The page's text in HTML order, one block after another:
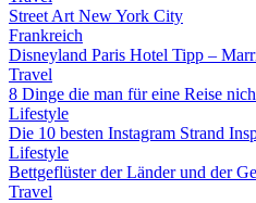
Street Art New York City
Frankreich
Disneyland Paris Hotel Tipp –
Travel
8 Dinge die man für eine Reise
Lifestyle
Die 10 besten Instagram Strand
Lifestyle
Bettgeflüster der Länder und der
Travel